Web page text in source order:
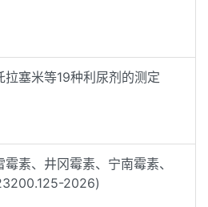
塞米等19种利尿剂的测定
素、井冈霉素、宁南霉素、
2026)